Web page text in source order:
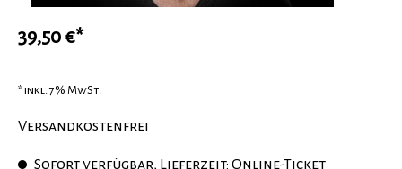
39,50 €*
* inkl. 7% MwSt.
Versandkostenfrei
Sofort verfügbar, Lieferzeit: Online-Ticket